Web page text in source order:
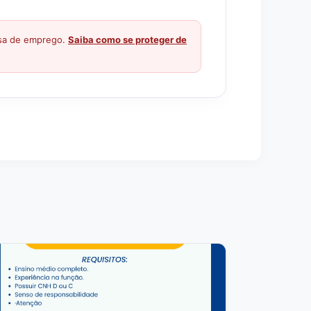
de emprego. Saiba como se proteger de